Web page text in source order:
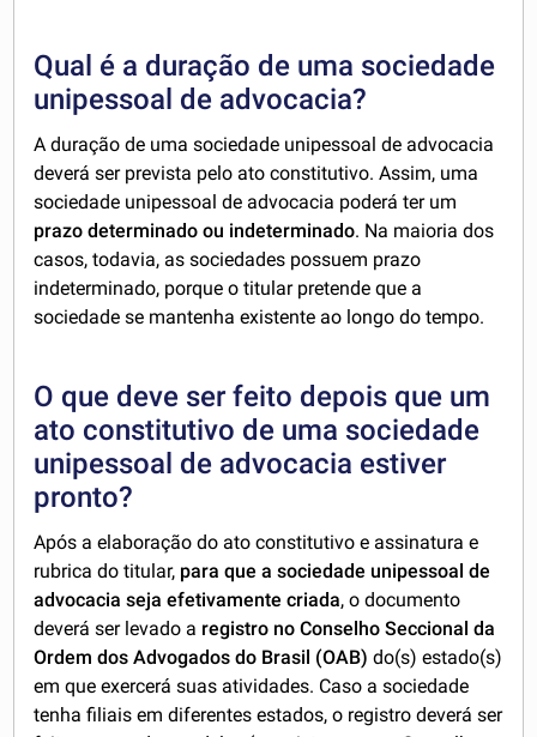
Qual é a duração de uma sociedade
unipessoal de advocacia?
A duração de uma sociedade unipessoal de advocacia
deverá ser prevista pelo ato constitutivo. Assim, uma
sociedade unipessoal de advocacia poderá ter um
prazo determinado ou indeterminado. Na maioria dos
casos, todavia, as sociedades possuem prazo
indeterminado, porque o titular pretende que a
sociedade se mantenha existente ao longo do tempo.
O que deve ser feito depois que um
ato constitutivo de uma sociedade
unipessoal de advocacia estiver
pronto?
Após a elaboração do ato constitutivo e assinatura e
rubrica do titular, para que a sociedade unipessoal de
advocacia seja efetivamente criada, o documento
deverá ser levado a registro no Conselho Seccional da
Ordem dos Advogados do Brasil (OAB) do(s) estado(s)
em que exercerá suas atividades. Caso a sociedade
tenha filiais em diferentes estados, o registro deverá ser